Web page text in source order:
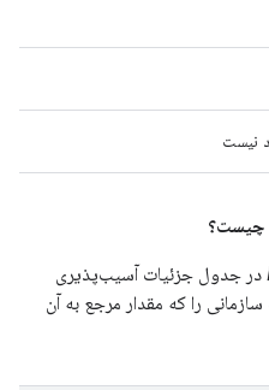
نیست
چیست؟
در جدول جزئیات آسیب‌پذیری
را که مقدار مرجع به آن